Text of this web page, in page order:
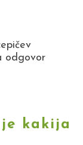
odgovor
kakija